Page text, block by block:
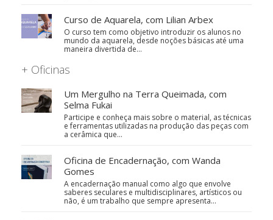
Curso de Aquarela, com Lilian Arbex
O curso tem como objetivo introduzir os alunos no
mundo da aquarela, desde noções básicas até uma
maneira divertida de…
+ Oficinas
Um Mergulho na Terra Queimada, com
Selma Fukai
Participe e conheça mais sobre o material, as técnicas
e ferramentas utilizadas na produção das peças com
a cerâmica que…
Oficina de Encadernação, com Wanda
Gomes
A encadernação manual como algo que envolve
saberes seculares e multidisciplinares, artísticos ou
não, é um trabalho que sempre apresenta…